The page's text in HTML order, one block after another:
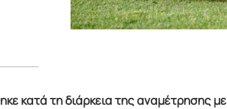
κατά τη διάρκεια της αναμέτρησης με